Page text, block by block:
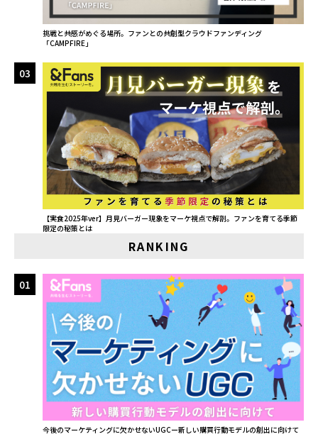
挑戦と共感がめぐる場所。ファンとの共創型クラウドファンディング
「CAMPFIRE」
03
【実食2025年ver】月見バーガー現象をマーケ視点で解剖。ファンを育てる季節
限定の秘策とは
RANKING
01
今後のマーケティングに欠かせないUGCー新しい購買行動モデルの創出に向けて